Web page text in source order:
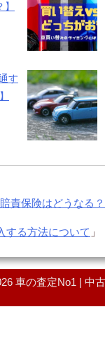
す
責保険はどうなる
する方法について 」
車の査定No1 | 中